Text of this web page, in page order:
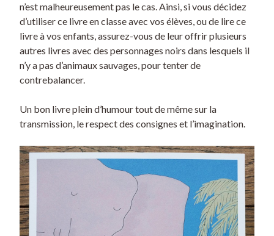
n’est malheureusement pas le cas. Ainsi, si vous décidez
d’utiliser ce livre en classe avec vos élèves, ou de lire ce
livre à vos enfants, assurez-vous de leur offrir plusieurs
autres livres avec des personnages noirs dans lesquels il
n’y a pas d’animaux sauvages, pour tenter de
contrebalancer.
Un bon livre plein d’humour tout de même sur la
transmission, le respect des consignes et l’imagination.